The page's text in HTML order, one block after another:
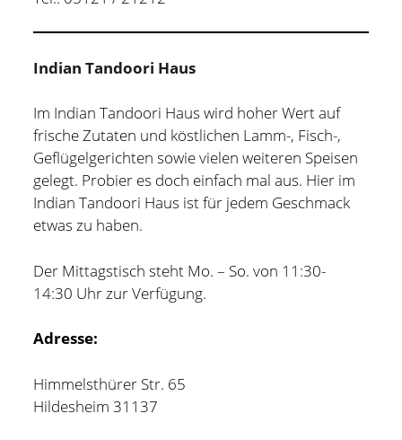
Indian Tandoori Haus
Im Indian Tandoori Haus wird hoher Wert auf
frische Zutaten und köstlichen Lamm-, Fisch-,
Geflügelgerichten sowie vielen weiteren Speisen
gelegt. Probier es doch einfach mal aus. Hier im
Indian Tandoori Haus ist für jedem Geschmack
etwas zu haben.
Der Mittagstisch steht Mo. – So. von 11:30-
14:30 Uhr zur Verfügung.
Adresse:
Himmelsthürer Str. 65
Hildesheim 31137